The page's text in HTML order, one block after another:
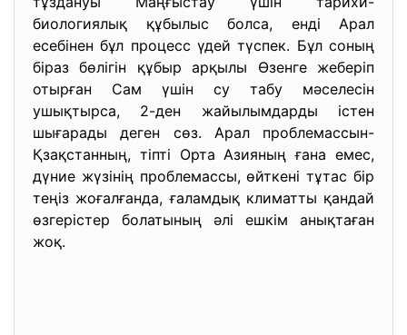
биологиялық құбылыс болса, енді Арал
есебінен бұл процесс үдей түспек. Бұл соның
біраз бөлігін құбыр арқылы Өзенге жеберіп
отырған Сам үшін су табу мәселесін
ушықтырса, 2-ден жайылымдарды істен
шығарады деген сөз. Арал проблемассын-
Қзақстанның, тіпті Орта Азияның ғана емес,
дүние жүзінің проблемассы, өйткені тұтас бір
теңіз жоғалғанда, ғаламдық климатты қандай
өзгерістер болатының әлі ешкім анықтаған
жоқ.